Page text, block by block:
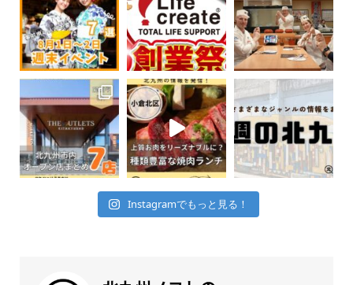
Instagramでもっと見る！